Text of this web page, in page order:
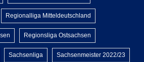
Regionalliga Mitteldeutschland
Regionsliga Ostsachsen
Sachsenliga Sachsenmeister 2022/23